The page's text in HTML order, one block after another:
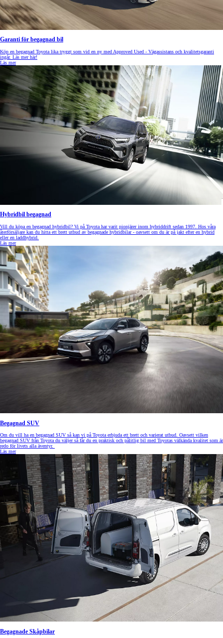
Garanti för begagnad bil
Köp en begagnad Toyota lika tryggt som vid en ny med Approved Used - Vägassistans och kvalitetsgaranti
ingår. Läs mer här!
Läs mer
Hybridbil begagnad
Vill du köpa en begagnad hybridbil? Vi på Toyota har varit pionjärer inom hybriddrift sedan 1997. Hos våra
återförsäljare kan du hitta ett brett utbud av begagnade hybridbilar - oavsett om du är på jakt efter en hybrid
eller en laddhybrid.
Läs mer
Begagnad SUV
Om du vill ha en begagnad SUV så kan vi på Toyota erbjuda ett brett och varierat utbud. Oavsett vilken
begagnad SUV från Toyota du väljer så får du en praktisk och pålitlig bil med Toyotas välkända kvalitet som är
redo för livets alla äventyr.
Läs mer
Begagnade Skåpbilar